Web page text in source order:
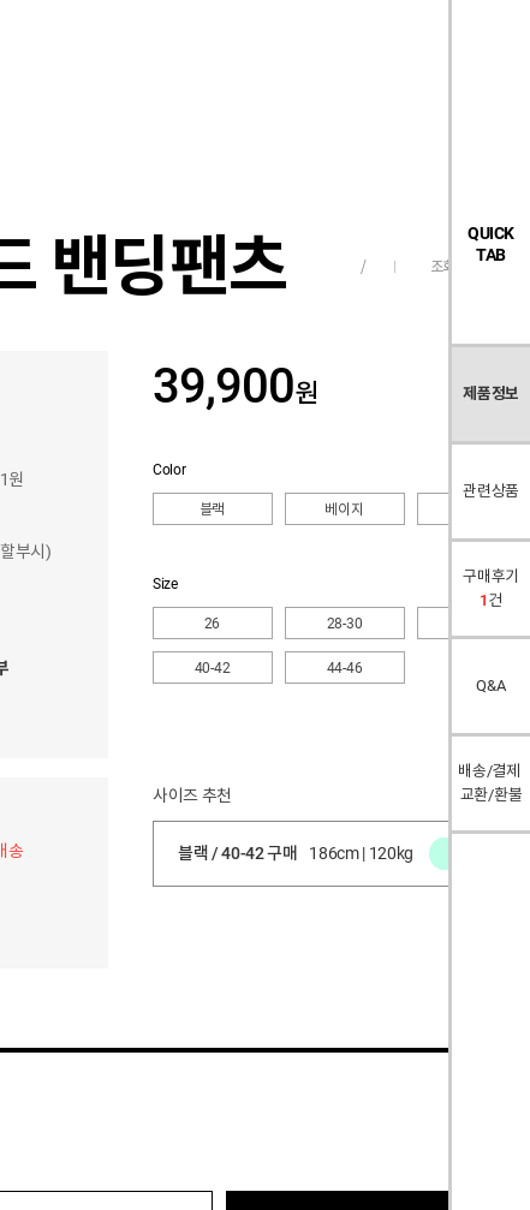
QUICK
TAB
제품정보
관련상품
구매후기
1 건
Q&A
배송/결제
교환/환불
밴딩팬츠 / 조회수 375
원
부시)
송
39,900원
Color
블랙 베이지
Size
26 28-30
40-42 44-46
사이즈 추천
블랙 / 40-42 구매 186cm | 120kg